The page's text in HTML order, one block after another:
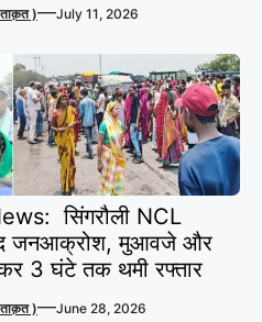
)—July 11, 2026
सिंगरौली NCL
जनआक्रोश, मुआवजे और
3 घंटे तक थमी रफ्तार
)—June 28, 2026